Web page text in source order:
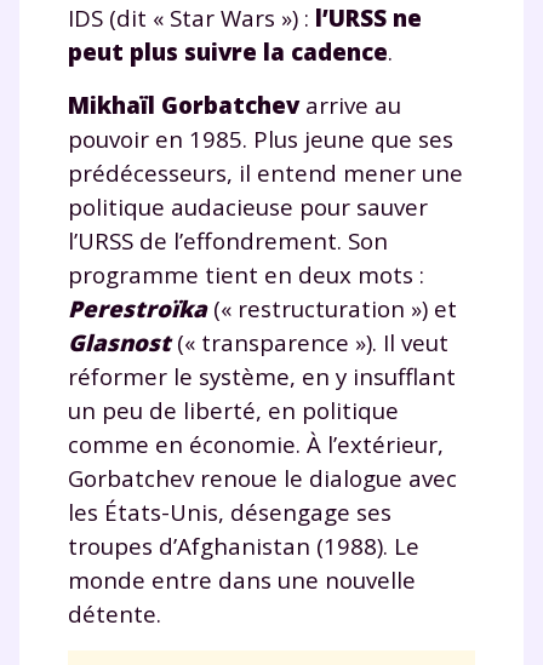
IDS (dit « Star Wars ») : l’URSS ne
peut plus suivre la cadence.
Mikhaïl Gorbatchevarrive au
pouvoir en 1985. Plus jeune que ses
prédécesseurs, il entend mener une
politique audacieuse pour sauver
l’URSS de l’effondrement. Son
programme tient en deux mots :
Perestroïka(« restructuration ») et
Glasnost(« transparence »). Il veut
réformer le système, en y insufflant
un peu de liberté, en politique
comme en économie. À l’extérieur,
Gorbatchev renoue le dialogue avec
les États-Unis, désengage ses
troupes d’Afghanistan (1988). Le
monde entre dans une nouvelle
détente.